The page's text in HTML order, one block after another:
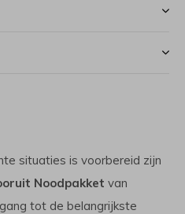
situaties is voorbereid zijn
Noodpakket van
tot de belangrijkste